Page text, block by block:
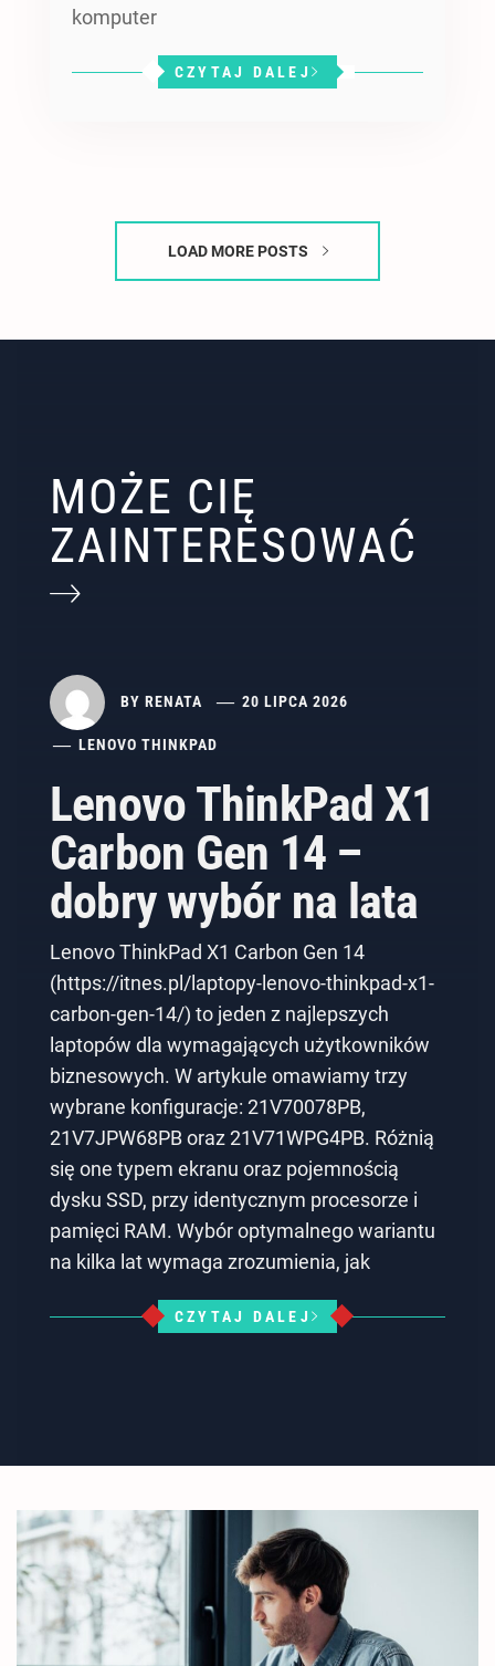
komputer
CZYTAJ DALEJ
LOAD MORE POSTS
MOŻE CIĘ
ZAINTERESOWAĆ
BY RENATA 20 LIPCA 2026
LENOVO THINKPAD
Lenovo ThinkPad X1
Carbon Gen 14 –
dobry wybór na lata
Lenovo ThinkPad X1 Carbon Gen 14
(https://itnes.pl/laptopy-lenovo-thinkpad-x1-
carbon-gen-14/) to jeden z najlepszych
laptopów dla wymagających użytkowników
biznesowych. W artykule omawiamy trzy
wybrane konfiguracje: 21V70078PB,
21V7JPW68PB oraz 21V71WPG4PB. Różnią
się one typem ekranu oraz pojemnością
dysku SSD, przy identycznym procesorze i
pamięci RAM. Wybór optymalnego wariantu
na kilka lat wymaga zrozumienia, jak
CZYTAJ DALEJ